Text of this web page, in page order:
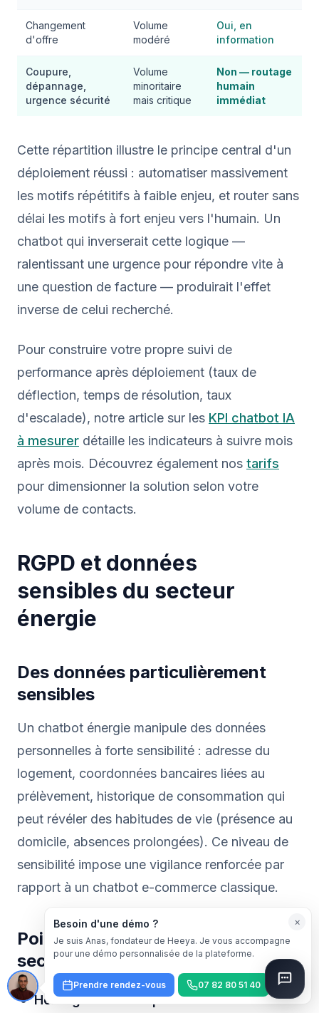
Changement
d'offre
Volume
modéré
Oui, en
information
Coupure,
dépannage,
urgence sécurité
Volume
minoritaire
mais critique
Non — routage
humain
immédiat
Cette répartition illustre le principe central d'un
déploiement réussi : automatiser massivement
les motifs répétitifs à faible enjeu, et router sans
délai les motifs à fort enjeu vers l'humain. Un
chatbot qui inverserait cette logique —
ralentissant une urgence pour répondre vite à
une question de facture — produirait l'effet
inverse de celui recherché.
Pour construire votre propre suivi de
performance après déploiement (taux de
déflection, temps de résolution, taux
d'escalade), notre article sur les KPI chatbot IA
à mesurer détaille les indicateurs à suivre mois
après mois. Découvrez également nos tarifs
pour dimensionner la solution selon votre
volume de contacts.
RGPD et données
sensibles du secteur
énergie
Des données particulièrement
sensibles
Un chatbot énergie manipule des données
personnelles à forte sensibilité : adresse du
logement, coordonnées bancaires liées au
prélèvement, historique de consommation qui
peut révéler des habitudes de vie (présence au
domicile, absences prolongées). Ce niveau de
sensibilité impose une vigilance renforcée par
rapport à un chatbot e-commerce classique.
Points de vigilance spécifiques au
secteur
Hébergement européen: les données de
×
Besoin d'une démo ?
Je suis Anas, fondateur de Heeya. Je vous accompagne
pour une démo personnalisée de la plateforme.
Prendre rendez-vous 07 82 80 51 40